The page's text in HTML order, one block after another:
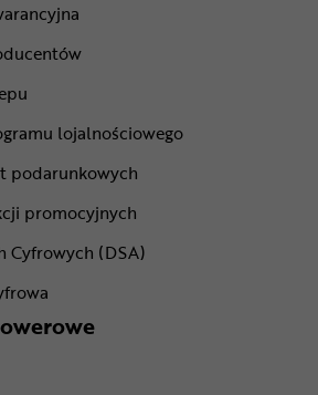
lojalnościowego
podarunkowych
promocyjnych
Cyfrowych (DSA)